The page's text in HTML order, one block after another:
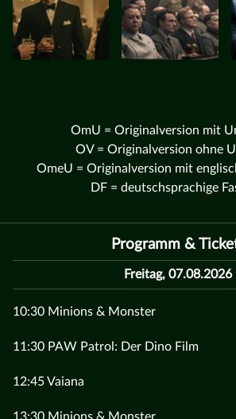
OmU = Originalversion mit
OV = Originalversion ohne
OmeU = Originalversion mit
DF = deutschsprachige
Programm &
Freitag, 07.08.2026
10:30 Minions & Monster
11:30 PAW Patrol: Der Dino Film
12:45 Vaiana